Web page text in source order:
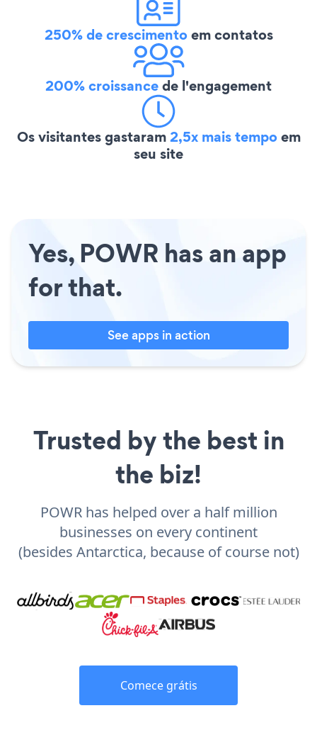
250% de crescimentoem contatos
200% croissancede l'engagement
Os visitantes gastaram2,5x mais tempoem
seu site
Yes, POWR has an app
for that.
See apps in action
Trusted by the best in
the biz!
POWR has helped over a half million
businesses on every continent
(besides Antarctica, because of course not)
Comece grátis